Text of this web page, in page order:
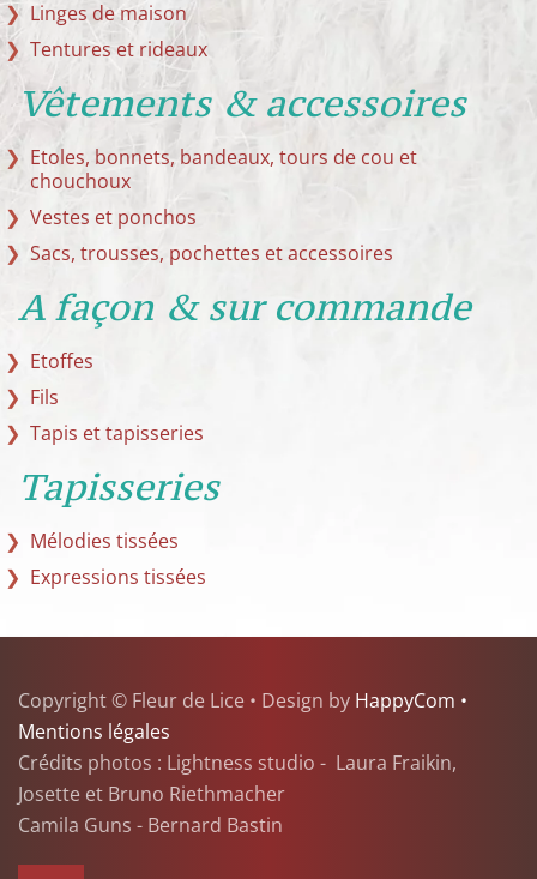
Linges de maison
Tentures et rideaux
Vêtements & accessoires
Etoles, bonnets, bandeaux, tours de cou et
chouchoux
Vestes et ponchos
Sacs, trousses, pochettes et accessoires
A façon & sur commande
Etoffes
Fils
Tapis et tapisseries
Tapisseries
Mélodies tissées
Expressions tissées
Copyright © Fleur de Lice • Design by HappyCom •
Mentions légales
Crédits photos : Lightness studio - Laura Fraikin,
Josette et Bruno Riethmacher
Camila Guns - Bernard Bastin